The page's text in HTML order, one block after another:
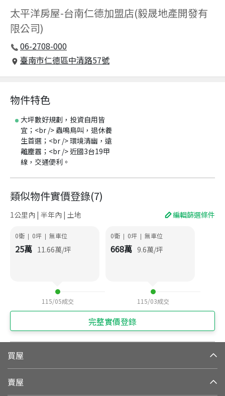
太平洋房屋-台南仁德加盟店(毅晟地產開發有
限公司)
06-2708-000
臺南市仁德區中清路57號
物件特色
大坪數好規劃，投資自用皆
宜；<br /> 蟲鳴鳥叫，退休養
生首選；<br /> 環境清幽，遠
離塵囂；<br /> 近國3台19甲
線，交通便利。
類似物件實價登錄(7)
1公里內 | 半年內 | 土地 編輯篩選條件
0衛 | 0坪 | 無車位
25萬 11.66萬/坪
115/05成交
0衛 | 0坪 | 無車位
668萬 9.6萬/坪
115/03成交
完整實價登錄
買屋
賣屋